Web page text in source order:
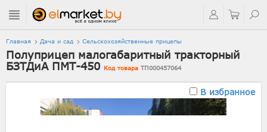
Главная Дача и сад Сельскохозяйственные прицепы
Полуприцеп малогабаритный тракторный
БЗТДиА ПМТ-450 Код товара ТП000457064
В избранное